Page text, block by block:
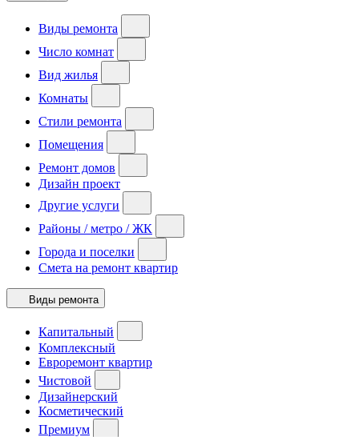
Виды ремонта
Число комнат
Вид жилья
Комнаты
Стили ремонта
Помещения
Ремонт домов
Дизайн проект
Другие услуги
Районы / метро / ЖК
Города и поселки
Смета на ремонт квартир
Виды ремонта
Капитальный
Комплексный
Евроремонт квартир
Чистовой
Дизайнерский
Косметический
Премиум